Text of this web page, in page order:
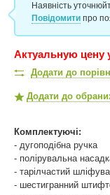
Наявність
Повідомити про
Актуальную цену
Додати до
Додати до
Комплектуючі:
- дугоподібна ручка
- полірувальна
- тарілчастий
- шестигранний